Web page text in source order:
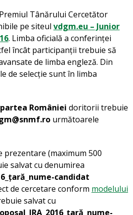
Tânărului Cercetător
pe siteul vdgm.eu – Junior
. Limba oficială a conferinței
încât participanții trebuie să
de limba engleză. Din
de selecție sunt în limba
României doritorii trebuie
următoarele
prezentare (maximum 500
salvat cu denumirea
candidat
de cercetare conform modelului
salvat cu